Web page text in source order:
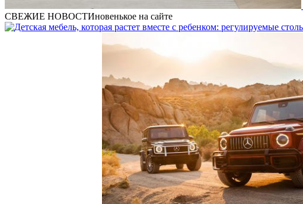
СВЕЖИЕ НОВОСТИновенькое на сайте